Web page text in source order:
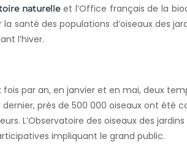
naturelleet l’Office français de la
santé des populations d’oiseaux des
l’hiver.
fois par an, en janvier et en mai, deux
près de 500 000 oiseaux ont été
L’Observatoire des oiseaux des jardins
impliquant le grand public.